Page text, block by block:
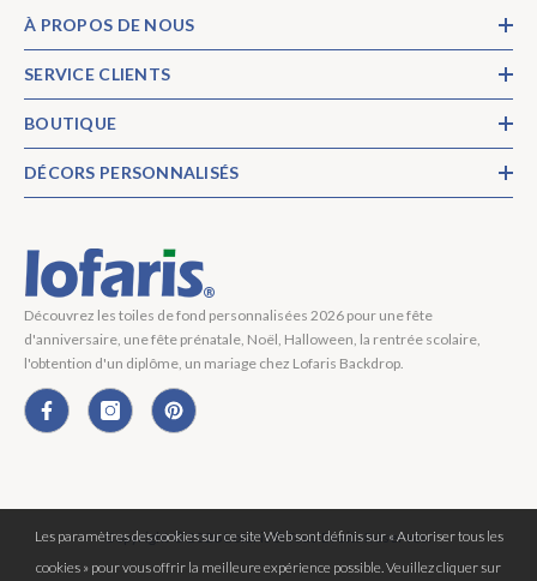
À PROPOS DE NOUS
SERVICE CLIENTS
BOUTIQUE
DÉCORS PERSONNALISÉS
Découvrez les toiles de fond personnalisées 2026 pour une fête
d'anniversaire, une fête prénatale, Noël, Halloween, la rentrée scolaire,
l'obtention d'un diplôme, un mariage chez Lofaris Backdrop.
Copyright © 2026 Lofaris® Tous Droits Réservés.
Les paramètres des cookies sur ce site Web sont définis sur « Autoriser tous les
cookies » pour vous offrir la meilleure expérience possible. Veuillez cliquer sur